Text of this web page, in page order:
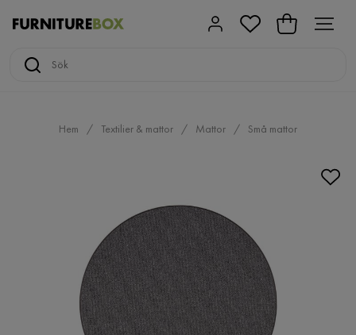
Hem Textilier & mattor Mattor Små mattor